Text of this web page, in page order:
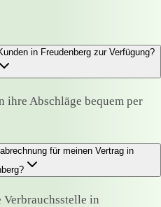
in Freudenberg zur Verfügung?
ihre Abschläge bequem per
für meinen Vertrag in
in